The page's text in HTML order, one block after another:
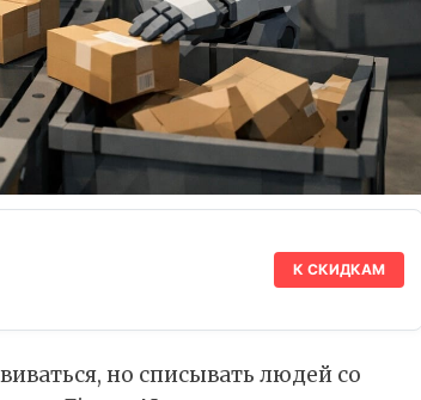
К СКИДКАМ
но списывать людей со